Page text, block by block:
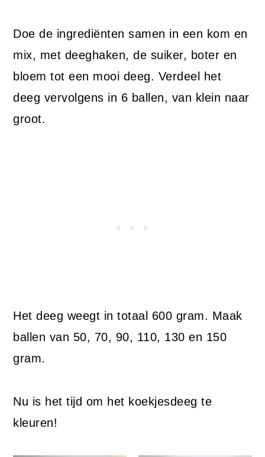
Doe de ingrediënten samen in een kom en
mix, met deeghaken, de suiker, boter en
bloem tot een mooi deeg. Verdeel het
deeg vervolgens in 6 ballen, van klein naar
groot.
Het deeg weegt in totaal 600 gram. Maak
ballen van 50, 70, 90, 110, 130 en 150
gram.
Nu is het tijd om het koekjesdeeg te
kleuren!